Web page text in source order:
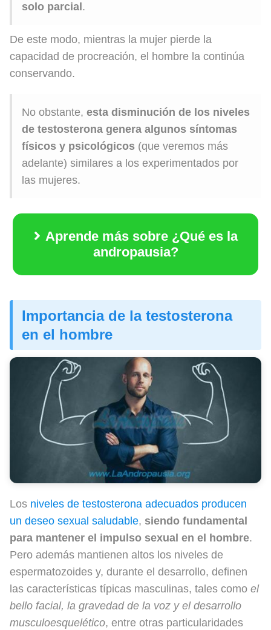
solo parcial .
De este modo, mientras la mujer pierde la
capacidad de procreación, el hombre la continúa
conservando.
No obstante, esta disminución de los niveles
de testosterona genera algunos síntomas
físicos y psicológicos (que veremos más
adelante) similares a los experimentados por
las mujeres.
Aprende más sobre ¿Qué es la
andropausia?
Importancia de la testosterona
en el hombre
Los niveles de testosterona adecuados producen
un deseo sexual saludable, siendo fundamental
para mantener el impulso sexual en el hombre.
Pero además mantienen altos los niveles de
espermatozoides y, durante el desarrollo, definen
las características típicas masculinas, tales como el
bello facial, la gravedad de la voz y el desarrollo
musculoesquelético, entre otras particularidades